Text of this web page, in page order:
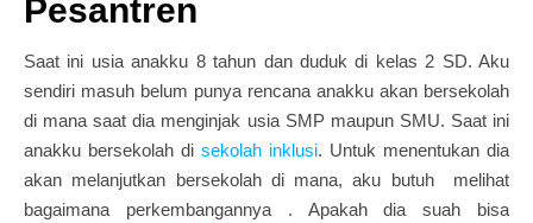
Pesantren
Saat ini usia anakku 8 tahun dan duduk di kelas 2 SD. Aku
sendiri masuh belum punya rencana anakku akan bersekolah
di mana saat dia menginjak usia SMP maupun SMU. Saat ini
anakku bersekolah di sekolah inklusi. Untuk menentukan dia
akan melanjutkan bersekolah di mana, aku butuh melihat
bagaimana perkembangannya . Apakah dia suah bisa